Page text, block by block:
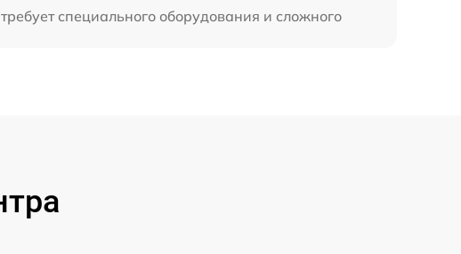
специального оборудования и сложного